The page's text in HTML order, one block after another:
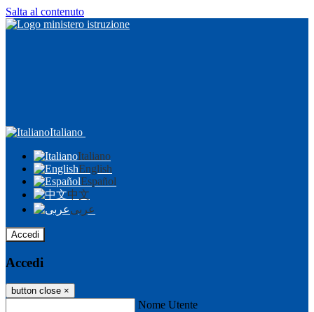
Salta al contenuto
Italiano
Italiano
English
Español
中文
عربى
Accedi
Accedi
button close ×
Nome Utente